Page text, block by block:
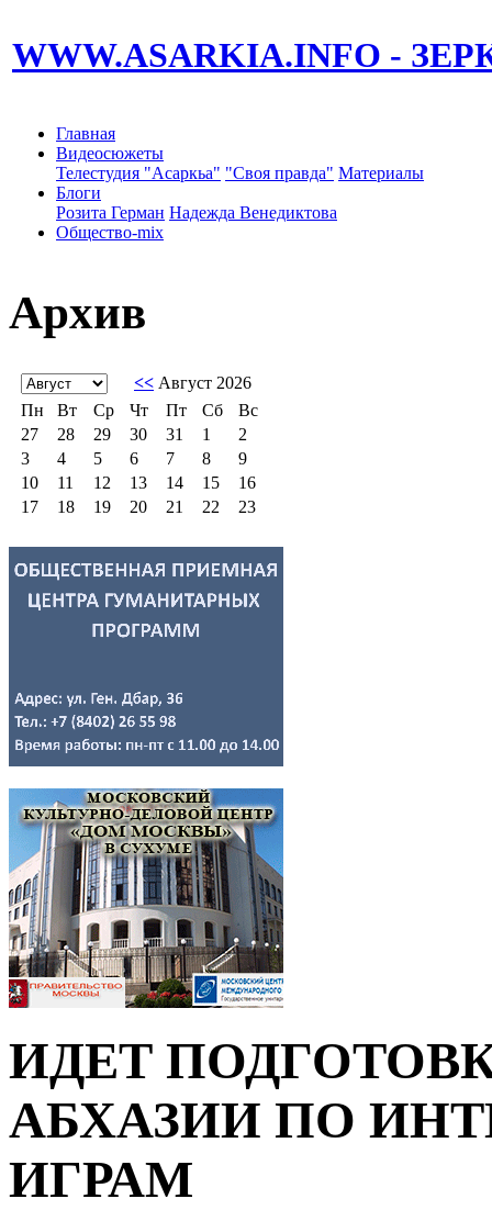
WWW.ASARKIA.INFO -
Главная
Видеосюжеты
Телестудия "Асаркьа" "Своя правда" Материалы
Блоги
Розита Герман Надежда Венедиктова
Общество-mix
Архив
ИДЕТ
АБХАЗИИ ПО
ИГРАМ